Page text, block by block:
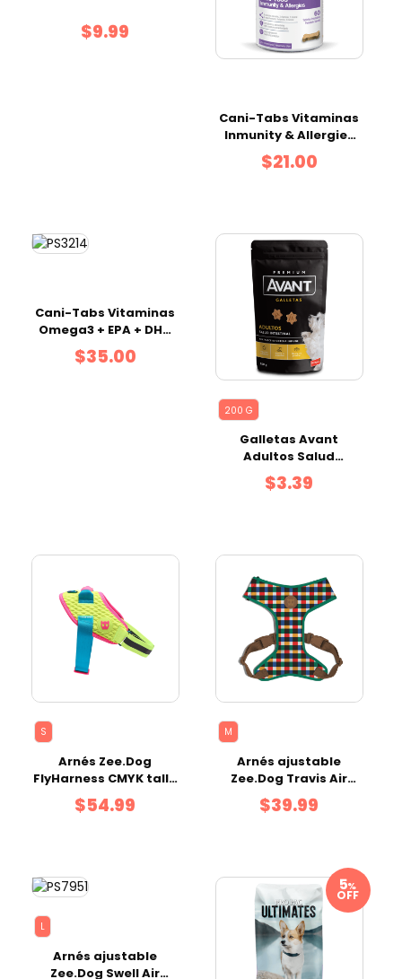
$9.99
Cani-Tabs Vitaminas
Inmunity & Allergies
60 tabs
$21.00
Cani-Tabs Vitaminas
Omega3 + EPA + DHA
100 tabs
$35.00
200 G
Galletas Avant
Adultos Salud
Intestinal 200 g
$3.39
S
Arnés Zee.Dog
FlyHarness CMYK talla
S
$54.99
M
Arnés ajustable
Zee.Dog Travis Air
Mesh talla M
$39.99
L
Arnés ajustable
Zee.Dog Swell Air
%
OFF